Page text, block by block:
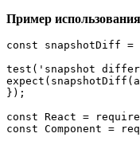
Пример
const snapshotDiff
test('snapshot
});
const React =
const Component =